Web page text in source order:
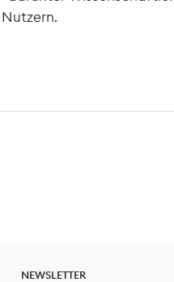
NEWSLETTER